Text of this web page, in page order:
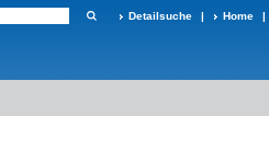
Detailsuche | Home |